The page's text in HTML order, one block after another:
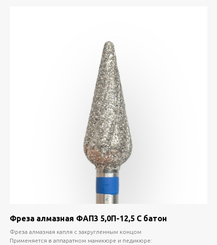
Фреза алмазная ФАП3 5,0П-12,5 С батон
Фреза алмазная капля с закругленным концом
Применяется в аппаратном маникюре и педикюре: